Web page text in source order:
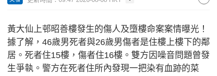
黃大仙上邨昭善樓發生的傷人及墮樓命案案情曝光！
據了解，46歲男死者與26歲男傷者是住樓上樓下的鄰
居。死者住15樓，傷者住16樓。雙方因噪音問題曾發
生爭執。警方在死者住所內發現一把染有血跡的菜